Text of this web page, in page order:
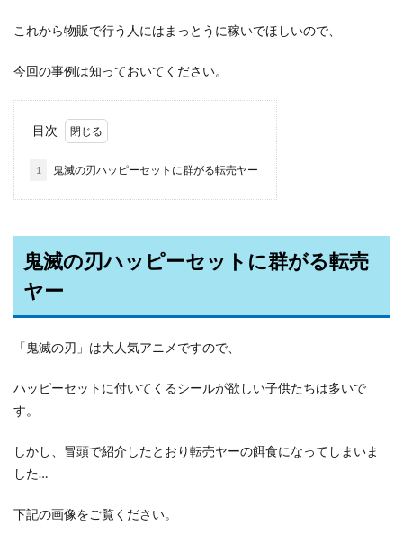
これから物販で行う人にはまっとうに稼いでほしいので、
今回の事例は知っておいてください。
目次
1 鬼滅の刃ハッピーセットに群がる転売ヤー
鬼滅の刃ハッピーセットに群がる転売
ヤー
「鬼滅の刃」は大人気アニメですので、
ハッピーセットに付いてくるシールが欲しい子供たちは多いで
す。
しかし、冒頭で紹介したとおり転売ヤーの餌食になってしまいま
した…
下記の画像をご覧ください。